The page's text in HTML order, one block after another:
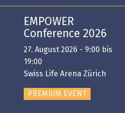
EMPOWER
Conference 2026
27. August 2026 - 9:00 bis
19:00
Swiss Life Arena Zürich
PREMIUM EVENT